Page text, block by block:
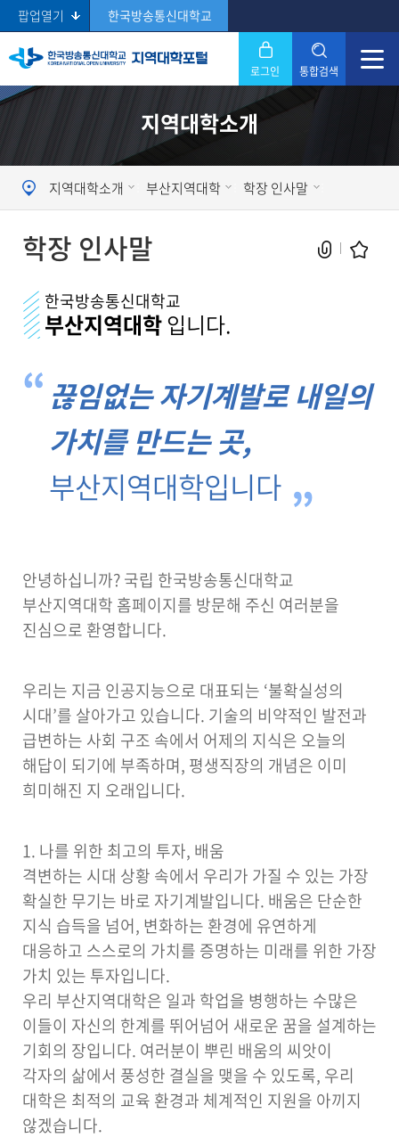
팝업열기 한국방송통신대학교
로그인 통합검색
Search 지역대학소개
지역대학소개 부산지역대학 학장 인사말
메뉴추가
학장 인사말
한국방송통신대학교
부산지역대학입니다.
끊임없는 자기계발로 내일의
가치를 만드는 곳,
부산지역대학입니다
안녕하십니까? 국립 한국방송통신대학교
부산지역대학 홈페이지를 방문해 주신 여러분을
진심으로 환영합니다.
우리는 지금 인공지능으로 대표되는 ‘불확실성의
시대’를 살아가고 있습니다. 기술의 비약적인 발전과
급변하는 사회 구조 속에서 어제의 지식은 오늘의
해답이 되기에 부족하며, 평생직장의 개념은 이미
희미해진 지 오래입니다.
1. 나를 위한 최고의 투자, 배움
격변하는 시대 상황 속에서 우리가 가질 수 있는 가장
확실한 무기는 바로 자기계발입니다. 배움은 단순한
지식 습득을 넘어, 변화하는 환경에 유연하게
대응하고 스스로의 가치를 증명하는 미래를 위한 가장
가치 있는 투자입니다.
우리 부산지역대학은 일과 학업을 병행하는 수많은
이들이 자신의 한계를 뛰어넘어 새로운 꿈을 설계하는
기회의 장입니다. 여러분이 뿌린 배움의 씨앗이
각자의 삶에서 풍성한 결실을 맺을 수 있도록, 우리
대학은 최적의 교육 환경과 체계적인 지원을 아끼지
않겠습니다.